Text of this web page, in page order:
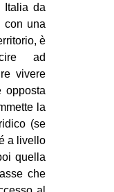
Italia da
con una
è
ad
vivere
opposta
la
(se
a livello
quella
che